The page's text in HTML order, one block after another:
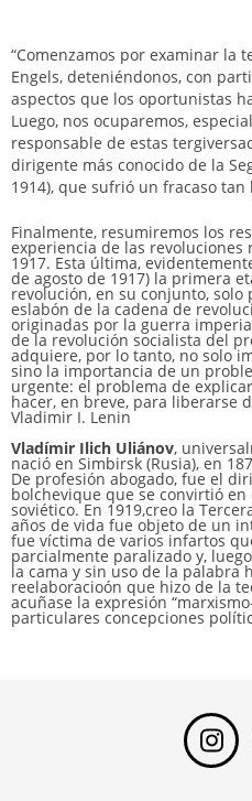
“Comenzamos por examinar la
Engels, deteniéndonos, con
aspectos que los oportunistas
Luego, nos ocuparemos,
responsable de estas
dirigente más conocido de la
1914), que sufrió un fracaso
Finalmente, resumiremos los
experiencia de las revoluciones
1917. Esta última,
de agosto de 1917) la primera
revolución, en su conjunto,
eslabón de la cadena de
originadas por la guerra
de la revolución socialista del
adquiere, por lo tanto, no solo
sino la importancia de un
urgente: el problema de
hacer, en breve, para liberarse
Vladimir I. Lenin
Vladímir Ilich Uliánov,
nació en Simbirsk (Rusia), en
De profesión abogado, fue el
bolchevique que se convirtió
soviético. En 1919,creo la
años de vida fue objeto de un
fue víctima de varios infartos
parcialmente paralizado y,
la cama y sin uso de la palabra
reelaboracioón que hizo de la
acuñase la expresión
particulares concepciones